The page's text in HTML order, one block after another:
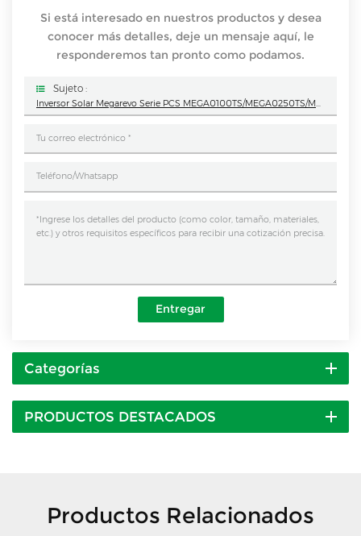
Si está interesado en nuestros productos y desea
conocer más detalles, deje un mensaje aquí, le
responderemos tan pronto como podamos.
Sujeto :
Entregar
Categorías
PRODUCTOS DESTACADOS
Productos Relacionados